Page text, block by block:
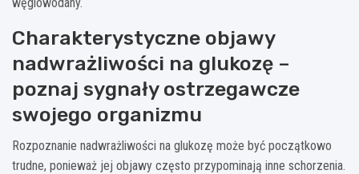
Charakterystyczne objawy
nadwrażliwości na glukozę –
poznaj sygnały ostrzegawcze
swojego organizmu
Rozpoznanie nadwrażliwości na glukozę może być początkowo
trudne, ponieważ jej objawy często przypominają inne schorzenia.